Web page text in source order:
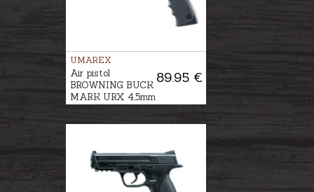
UMAREX
89.95 €
Air pistol
BROWNING BUCK
MARK URX 4,5mm